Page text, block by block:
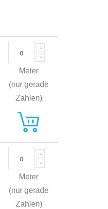
Meter
(nur gerade
Zahlen)
Meter
(nur gerade
Zahlen)